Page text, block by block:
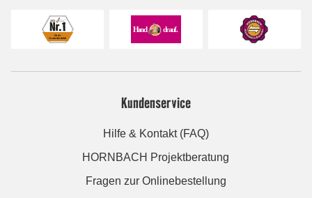
Kundenservice
Hilfe & Kontakt (FAQ)
HORNBACH Projektberatung
Fragen zur Onlinebestellung